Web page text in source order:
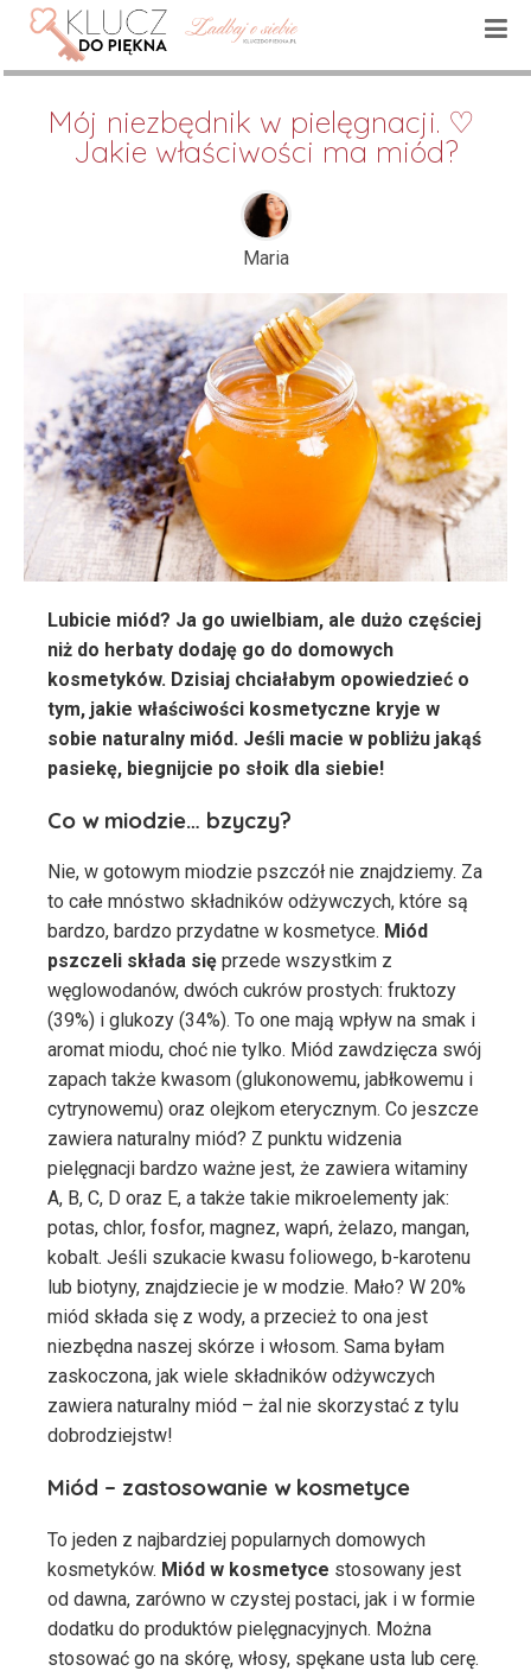
Mój niezbędnik w pielęgnacji. ♡
Jakie właściwości ma miód?
Maria
Lubicie miód? Ja go uwielbiam, ale dużo częściej
niż do herbaty dodaję go do domowych
kosmetyków. Dzisiaj chciałabym opowiedzieć o
tym, jakie właściwości kosmetyczne kryje w
sobie naturalny miód. Jeśli macie w pobliżu jakąś
pasiekę, biegnijcie po słoik dla siebie!
Co w miodzie… bzyczy?
Nie, w gotowym miodzie pszczół nie znajdziemy. Za
to całe mnóstwo składników odżywczych, które są
bardzo, bardzo przydatne w kosmetyce. Miód
pszczeli składa się przede wszystkim z
węglowodanów, dwóch cukrów prostych: fruktozy
(39%) i glukozy (34%). To one mają wpływ na smak i
aromat miodu, choć nie tylko. Miód zawdzięcza swój
zapach także kwasom (glukonowemu, jabłkowemu i
cytrynowemu) oraz olejkom eterycznym. Co jeszcze
zawiera naturalny miód? Z punktu widzenia
pielęgnacji bardzo ważne jest, że zawiera witaminy
A, B, C, D oraz E, a także takie mikroelementy jak:
potas, chlor, fosfor, magnez, wapń, żelazo, mangan,
kobalt. Jeśli szukacie kwasu foliowego, b-karotenu
lub biotyny, znajdziecie je w modzie. Mało? W 20%
miód składa się z wody, a przecież to ona jest
niezbędna naszej skórze i włosom. Sama byłam
zaskoczona, jak wiele składników odżywczych
zawiera naturalny miód – żal nie skorzystać z tylu
dobrodziejstw!
Miód – zastosowanie w kosmetyce
To jeden z najbardziej popularnych domowych
kosmetyków. Miód w kosmetyce stosowany jest
od dawna, zarówno w czystej postaci, jak i w formie
dodatku do produktów pielęgnacyjnych. Można
stosować go na skórę, włosy, spękane usta lub cerę.